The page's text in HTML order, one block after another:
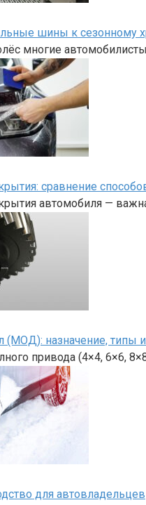
шины к сезонному
многие
сравнение
автомобиля —
назначение, типы и
привода (4×4, 6×6,
для автовладельцев